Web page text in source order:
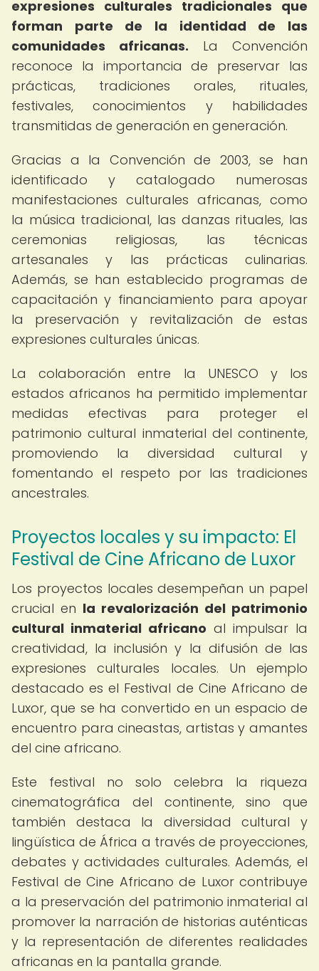
expresiones culturales tradicionales que
forman parte de la identidad de las
comunidades africanas. La Convención
reconoce la importancia de preservar las
prácticas, tradiciones orales, rituales,
festivales, conocimientos y habilidades
transmitidas de generación en generación.
Gracias a la Convención de 2003, se han
identificado y catalogado numerosas
manifestaciones culturales africanas, como
la música tradicional, las danzas rituales, las
ceremonias religiosas, las técnicas
artesanales y las prácticas culinarias.
Además, se han establecido programas de
capacitación y financiamiento para apoyar
la preservación y revitalización de estas
expresiones culturales únicas.
La colaboración entre la UNESCO y los
estados africanos ha permitido implementar
medidas efectivas para proteger el
patrimonio cultural inmaterial del continente,
promoviendo la diversidad cultural y
fomentando el respeto por las tradiciones
ancestrales.
Proyectos locales y su impacto: El
Festival de Cine Africano de Luxor
Los proyectos locales desempeñan un papel
crucial en la revalorización del patrimonio
cultural inmaterial africano al impulsar la
creatividad, la inclusión y la difusión de las
expresiones culturales locales. Un ejemplo
destacado es el Festival de Cine Africano de
Luxor, que se ha convertido en un espacio de
encuentro para cineastas, artistas y amantes
del cine africano.
Este festival no solo celebra la riqueza
cinematográfica del continente, sino que
también destaca la diversidad cultural y
lingüística de África a través de proyecciones,
debates y actividades culturales. Además, el
Festival de Cine Africano de Luxor contribuye
a la preservación del patrimonio inmaterial al
promover la narración de historias auténticas
y la representación de diferentes realidades
africanas en la pantalla grande.